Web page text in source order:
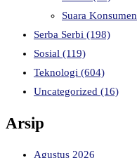
Suara Konsumen
Serba Serbi (198)
Sosial (119)
Teknologi (604)
Uncategorized (16)
Arsip
Agustus 2026